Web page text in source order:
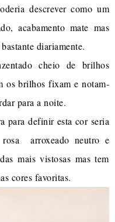
descrever como um
acabamento mate mas
diariamente.
cheio de brilhos
os brilhos fixam e notam-
para a noite.
para definir esta cor seria
arroxeado neutro e
mais vistosas mas tem
cores favoritas.